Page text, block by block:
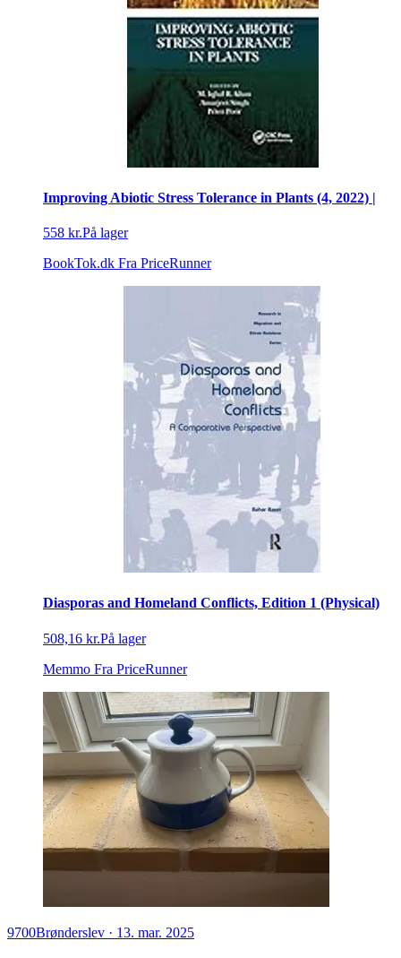
Improving Abiotic Stress Tolerance in Plants (4, 2022) |
558 kr.På lager
BookTok.dk Fra PriceRunner
Diasporas and Homeland Conflicts, Edition 1 (Physical)
508,16 kr.På lager
Memmo Fra PriceRunner
9700Brønderslev · 13. mar. 2025